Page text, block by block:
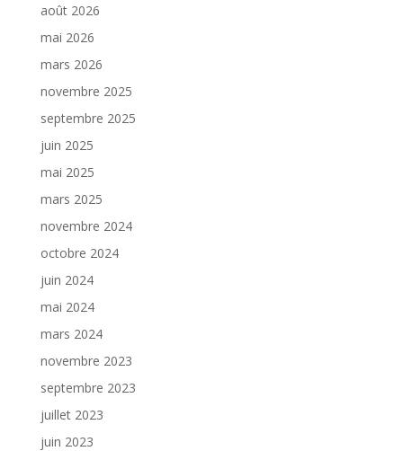
août 2026
mai 2026
mars 2026
novembre 2025
septembre 2025
juin 2025
mai 2025
mars 2025
novembre 2024
octobre 2024
juin 2024
mai 2024
mars 2024
novembre 2023
septembre 2023
juillet 2023
juin 2023